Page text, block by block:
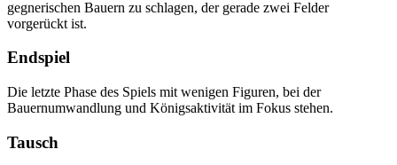
gegnerischen Bauern zu schlagen, der gerade zwei Felder
vorgerückt ist.
Endspiel
Die letzte Phase des Spiels mit wenigen Figuren, bei der
Bauernumwandlung und Königsaktivität im Fokus stehen.
Tausch